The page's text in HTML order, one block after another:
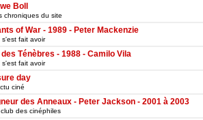
Boll
chroniques du site
of War - 1989 - Peter Mackenzie
s'est fait avoir
des Ténèbres - 1988 - Camilo Vila
s'est fait avoir
day
ciné
des Anneaux - Peter Jackson - 2001 à 2003
des cinéphiles